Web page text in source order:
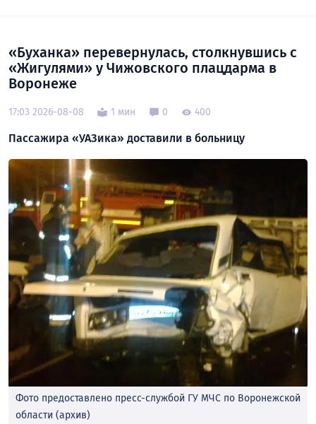
«Буханка» перевернулась, столкнувшись с
«Жигулями» у Чижовского плацдарма в
Воронеже
17:03 2026-08-08 1 мин 0 400
Пассажира «УАЗика» доставили в больницу
Фото предоставлено пресс-службой ГУ МЧС по Воронежской
области (архив)